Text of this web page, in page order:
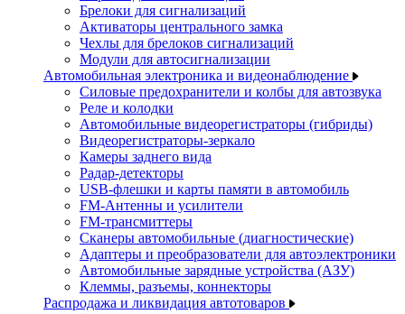
Брелоки для сигнализаций
Активаторы центрального замка
Чехлы для брелоков сигнализаций
Модули для автосигнализации
Автомобильная электроника и видеонаблюдение
Силовые предохранители и колбы для автозвука
Реле и колодки
Автомобильные видеорегистраторы (гибриды)
Видеорегистраторы-зеркало
Камеры заднего вида
Радар-детекторы
USB-флешки и карты памяти в автомобиль
FM-Антенны и усилители
FM-трансмиттеры
Сканеры автомобильные (диагностические)
Адаптеры и преобразователи для автоэлектроники
Автомобильные зарядные устройства (АЗУ)
Клеммы, разъемы, коннекторы
Распродажа и ликвидация автотоваров